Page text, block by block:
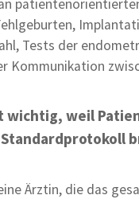
Tests der
Kommunikation
wichtig, weil
Ärztin, die das